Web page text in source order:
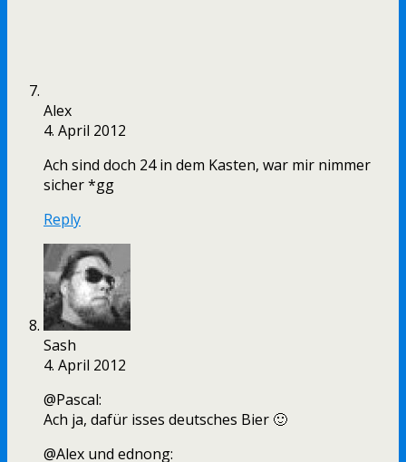
Alex
4. April 2012
Ach sind doch 24 in dem Kasten, war mir nimmer
sicher *gg
Reply
Sash
4. April 2012
@Pascal:
Ach ja, dafür isses deutsches Bier 🙂
@Alex und ednong: